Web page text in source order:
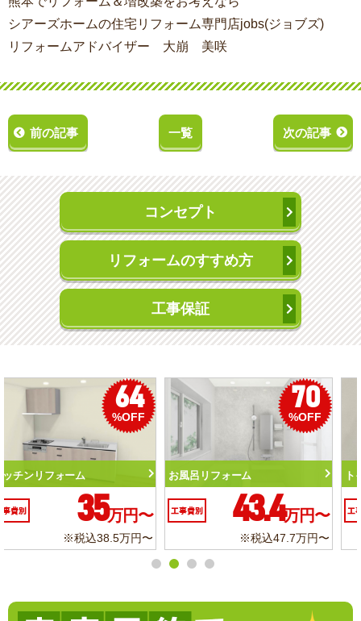
シアーズホームの住宅リフォーム専門店jobs(ジョブズ)
リフォームアドバイザー 大崩 美咲
前の記事 一覧 次の記事
コンセプト
リフォームのすすめ方
工事保証
50
%OFF
トイレリフォーム
工事費別 10.3万円〜
※税込11.3万円〜
56
%OFF
洗面化粧台リフォーム
工事費別 6.2万円〜
※税込6.8万円〜